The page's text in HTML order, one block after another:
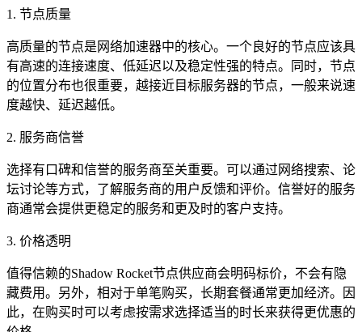
1. 节点质量
高质量的节点是网络加速器中的核心。一个良好的节点应该具
有高速的连接速度、低延迟以及稳定性强的特点。同时，节点
的位置分布也很重要，越接近目标服务器的节点，一般来说速
度越快、延迟越低。
2. 服务商信誉
选择有口碑和信誉的服务商至关重要。可以通过网络搜索、论
坛讨论等方式，了解服务商的用户反馈和评价。信誉好的服务
商通常会提供更稳定的服务和更及时的客户支持。
3. 价格透明
值得信赖的Shadow Rocket节点供应商会明码标价，不会有隐
藏费用。另外，相对于单笔购买，长期套餐通常更加经济。因
此，在购买时可以考虑按需求选择适当的时长来获得更优惠的